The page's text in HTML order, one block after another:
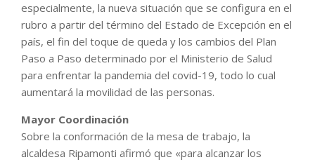
especialmente, la nueva situación que se configura en el
rubro a partir del término del Estado de Excepción en el
país, el fin del toque de queda y los cambios del Plan
Paso a Paso determinado por el Ministerio de Salud
para enfrentar la pandemia del covid-19, todo lo cual
aumentará la movilidad de las personas.
Mayor Coordinación
Sobre la conformación de la mesa de trabajo, la
alcaldesa Ripamonti afirmó que «para alcanzar los